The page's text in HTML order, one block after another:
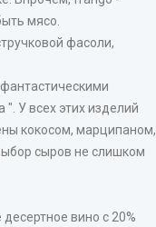
мясо.
фасоли,
У всех этих изделий
кокосом, марципаном,
сыров не слишком
вино с 20%